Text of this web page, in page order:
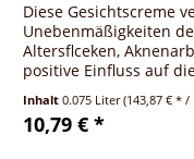
Diese Gesichtscreme
Unebenmäßigkeiten
Altersflceken,
positive Einfluss auf
Inhalt0.075 Liter(143,87 € * /
10,79 € *